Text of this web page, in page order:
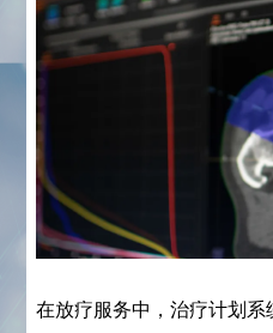
在放疗服务中，治疗计划